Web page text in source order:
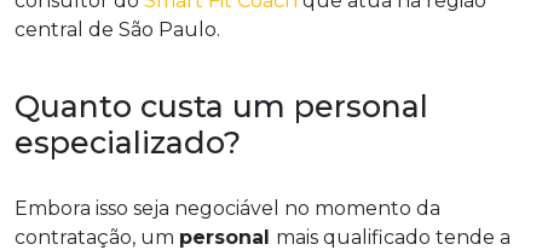
central de São Paulo.
Quanto custa um personal
especializado?
Embora isso seja negociável no momento da
contratação, um personal mais qualificado tende a